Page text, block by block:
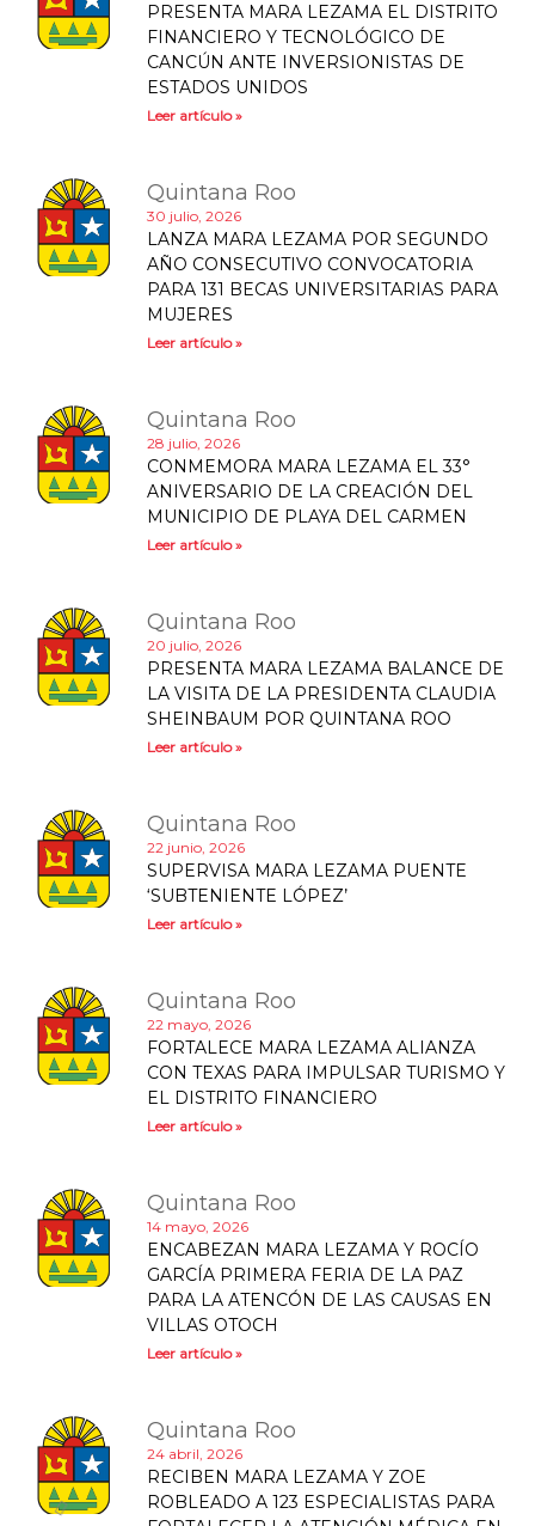
PRESENTA MARA LEZAMA EL DISTRITO
FINANCIERO Y TECNOLÓGICO DE
CANCÚN ANTE INVERSIONISTAS DE
ESTADOS UNIDOS
Leer artículo »
Quintana Roo
30 julio, 2026
LANZA MARA LEZAMA POR SEGUNDO
AÑO CONSECUTIVO CONVOCATORIA
PARA 131 BECAS UNIVERSITARIAS PARA
MUJERES
Leer artículo »
Quintana Roo
28 julio, 2026
CONMEMORA MARA LEZAMA EL 33°
ANIVERSARIO DE LA CREACIÓN DEL
MUNICIPIO DE PLAYA DEL CARMEN
Leer artículo »
Quintana Roo
20 julio, 2026
PRESENTA MARA LEZAMA BALANCE DE
LA VISITA DE LA PRESIDENTA CLAUDIA
SHEINBAUM POR QUINTANA ROO
Leer artículo »
Quintana Roo
22 junio, 2026
SUPERVISA MARA LEZAMA PUENTE
‘SUBTENIENTE LÓPEZ’
Leer artículo »
Quintana Roo
22 mayo, 2026
FORTALECE MARA LEZAMA ALIANZA
CON TEXAS PARA IMPULSAR TURISMO Y
EL DISTRITO FINANCIERO
Leer artículo »
Quintana Roo
14 mayo, 2026
ENCABEZAN MARA LEZAMA Y ROCÍO
GARCÍA PRIMERA FERIA DE LA PAZ
PARA LA ATENCÓN DE LAS CAUSAS EN
VILLAS OTOCH
Leer artículo »
Quintana Roo
24 abril, 2026
RECIBEN MARA LEZAMA Y ZOE
ROBLEADO A 123 ESPECIALISTAS PARA